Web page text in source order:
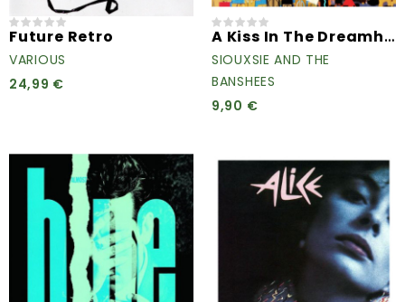
Future Retro
VARIOUS
24,99 €
A Kiss In The Dreamhouse
SIOUXSIE AND THE
BANSHEES
9,90 €